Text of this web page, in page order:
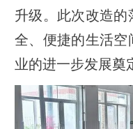
升级。此次改造
全、便捷的生活空
业的进一步发展奠